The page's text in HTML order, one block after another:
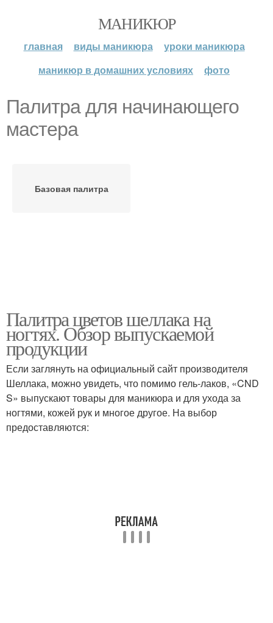
МАНИКЮР
главная виды маникюра
уроки маникюра
маникюр в домашних условиях
фото
Палитра для начинающего
мастера
Базовая палитра
Палитра цветов шеллака на
ногтях. Обзор выпускаемой
продукции
Если заглянуть на официальный сайт производителя
Шеллака, можно увидеть, что помимо гель-лаков, «CND
S» выпускают товары для маникюра и для ухода за
ногтями, кожей рук и многое другое. На выбор
предоставляются: